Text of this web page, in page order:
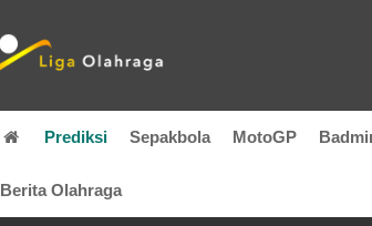
Prediksi Sepakbola MotoGP
Berita Olahraga